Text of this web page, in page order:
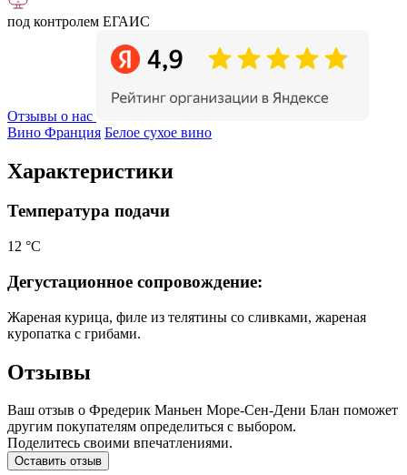
под контролем ЕГАИС
Отзывы о нас
Вино Франция Белое сухое вино
Характеристики
Температура подачи
12 °С
Дегустационное сопровождение:
Жареная курица, филе из телятины со сливками, жареная
куропатка с грибами.
Отзывы
Ваш отзыв о Фредерик Маньен Море-Сен-Дени Блан поможет
другим покупателям определиться с выбором.
Поделитесь своими впечатлениями.
Оставить отзыв